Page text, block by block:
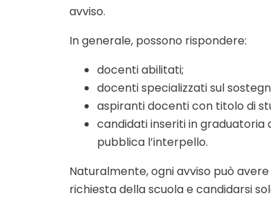
avviso.
In generale, possono rispondere:
docenti abilitati;
docenti specializzati sul
aspiranti docenti con titolo di
candidati inseriti in graduatoria
pubblica l’interpello.
Naturalmente, ogni avviso può
richiesta della scuola e candidarsi